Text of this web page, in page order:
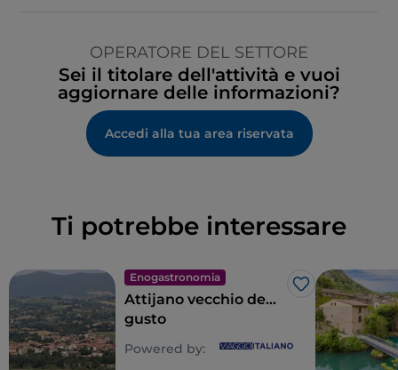
OPERATORE DEL SETTORE
Sei il titolare dell'attività e vuoi
aggiornare delle informazioni?
Accedi alla tua area riservata
Ti potrebbe interessare
Enogastronomia
Like
Attijano vecchio de...
gusto
Powered by: